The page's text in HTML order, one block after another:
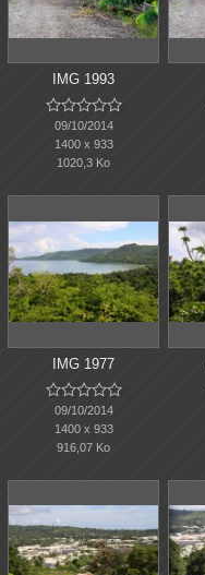
IMG 1993

09/10/2014
1400 x 933
1020,3 Ko
IMG 1977

09/10/2014
1400 x 933
916,07 Ko